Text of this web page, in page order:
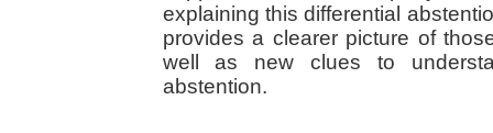
explaining this differential
provides a clearer picture of
well as new clues to
abstention.